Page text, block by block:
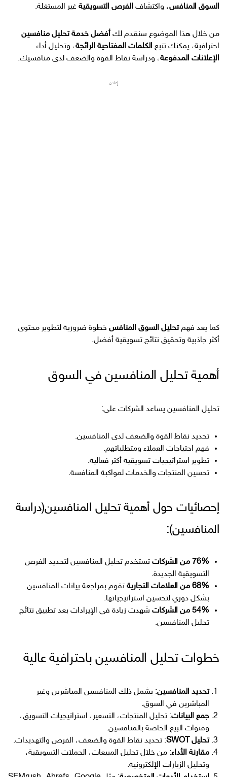
السوق المنافس، واكتشاف الفرص التسويقية غير المستغلة.
من خلال هذا الموضوع سنقدم لك أفضل خدمة تحليل منافسين
احترافية، يمكنك تتبع الكلمات المفتاحية الرائجة، وتحليل أداء
الإعلانات المدفوعة، ودراسة نقاط القوة والضعف لدى منافسيك.
إعلان
كما يعد فهمتحليل السوق المنافس خطوة ضرورية لتطوير محتوى
أكثر جاذبية وتحقيق نتائج تسويقية أفضل.
أهمية تحليل المنافسين في السوق
تحليل المنافسين يساعد الشركات على:
تحديد نقاط القوة والضعف لدى المنافسين.
فهم احتياجات العملاء ومتطلباتهم.
تطوير استراتيجيات تسويقية أكثر فعالية.
تحسين المنتجات والخدمات لمواكبة المنافسة.
إحصائيات حول أهمية تحليل المنافسين(دراسة
المنافسين):
76% من الشركات
تستخدم تحليل المنافسين لتحديد الفرص
التسويقية الجديدة.
68% من العلامات التجارية
تقوم بمراجعة بيانات المنافسين
بشكل دوري لتحسين استراتيجياتها.
54% من الشركات
شهدت زيادة في الإيرادات بعد تطبيق نتائج
تحليل المنافسين.
خطوات تحليل المنافسين باحترافية عالية
تحديد المنافسين: يشمل ذلك المنافسين المباشرين وغير
المباشرين في السوق.
جمع البيانات: تحليل المنتجات، التسعير، استراتيجيات التسويق،
وقنوات البيع الخاصة بالمنافسين.
تحليل SWOT
: تحديد نقاط القوة والضعف، الفرص والتهديدات.
مقارنة الأداء: من خلال تحليل المبيعات، الحملات التسويقية،
وتحليل الزيارات الإلكترونية.